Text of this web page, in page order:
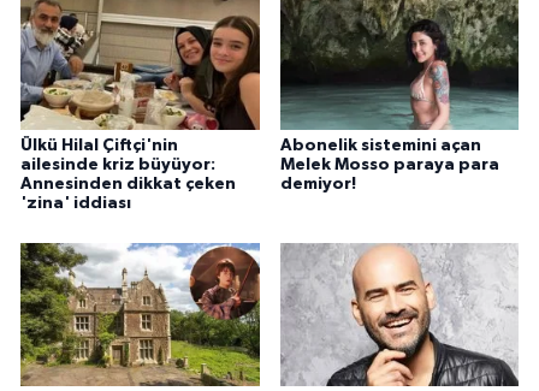
Ülkü Hilal Çiftçi'nin
ailesinde kriz büyüyor:
Annesinden dikkat çeken
'zina' iddiası
Abonelik sistemini açan
Melek Mosso paraya para
demiyor!